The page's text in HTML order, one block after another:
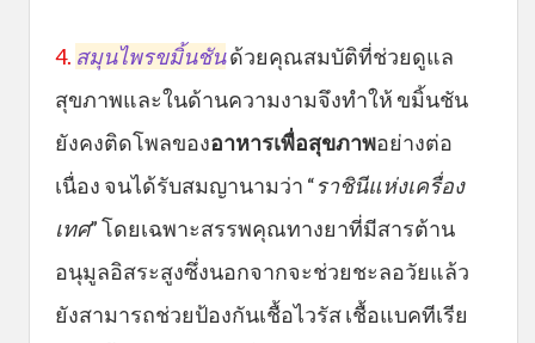
4. สมุนไพรขมิ้นชันด้วยคุณสมบัติที่ช่วยดูแล
สุขภาพและในด้านความงามจึงทำให้ ขมิ้นชัน
ยังคงติดโพลของอาหารเพื่อสุขภาพอย่างต่อ
เนื่อง จนได้รับสมญานามว่า “ราชินีแห่งเครื่อง
เทศ” โดยเฉพาะสรรพคุณทางยาที่มีสารต้าน
อนุมูลอิสระสูงซึ่งนอกจากจะช่วยชะลอวัยแล้ว
ยังสามารถช่วยป้องกันเชื้อไวรัส เชื้อแบคทีเรีย